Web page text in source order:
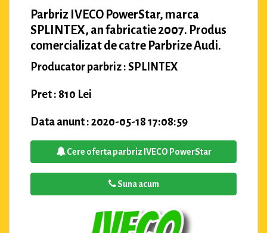
Parbriz IVECO PowerStar, marca
SPLINTEX, an fabricatie 2007. Produs
comercializat de catre Parbrize Audi.
Producator parbriz : SPLINTEX
Pret : 810 Lei
Data anunt : 2020-05-18 17:08:59
Cere oferta parbriz IVECO PowerStar
Suna acum